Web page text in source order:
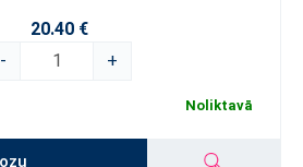
20.40 €
-
+
Noliktavā